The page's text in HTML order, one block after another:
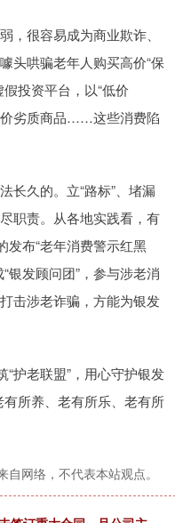
，很容易成为商业欺诈、
头哄骗老年人购买高价“保
投资平台，以“低价
价劣质商品……这些消费陷
长久的。立“路标”、堵漏
职责。从各地实践看，有
发布“老年消费警示红黑
银发顾问团”，参与涉老消
击涉老诈骗，方能为银发
“护老联盟”，用心守护银发
所养、老有所乐、老有所
网络，不代表本站观点。